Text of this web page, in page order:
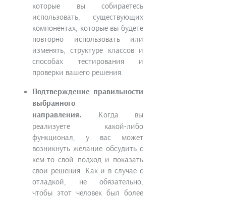
которые вы собираетесь
использовать, существующих
компонентах, которые вы будете
повторно использовать или
изменять, структуре классов и
способах тестирования и
проверки вашего решения.
Подтверждение правильности
выбранного
направления.
Когда вы
реализуете какой-либо
функционал, у вас может
возникнуть желание обсудить с
кем-то свой подход и показать
свои решения. Как и в случае с
отладкой, не обязательно,
чтобы этот человек был более